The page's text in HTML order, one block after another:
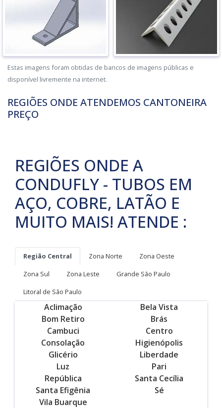
Estas imagens foram obtidas de bancos de imagens públicas e
disponível livremente na internet.
REGIÕES ONDE ATENDEMOS CANTONEIRA
PREÇO
REGIÕES ONDE A
CONDUFLY - TUBOS EM
AÇO, COBRE, LATÃO E
MUITO MAIS! ATENDE :
Região Central Zona Norte
Zona Oeste
Zona Sul
Zona Leste
Grande São Paulo
Litoral de São Paulo
Aclimação
Bela Vista
Bom Retiro
Brás
Cambuci
Centro
Consolação
Higienópolis
Glicério
Liberdade
Luz
Pari
República
Santa Cecília
Santa Efigênia
Sé
Vila Buarque